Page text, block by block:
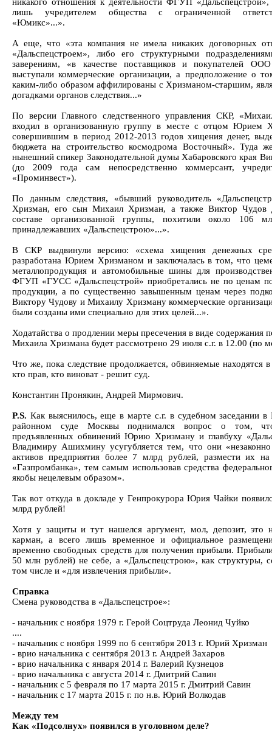
лишь учредителем общества с ограниченной
«Юмикс»...».
А еще, что «эта компания не имела никаких договорных
«Дальспецстроем», либо его структурными
заверениям, «в качестве поставщиков и покупателей
выступали коммерческие организации, а предположение о
каким-либо образом аффилированы с Хризманом-старшим,
догадками органов следствия...»
По версии Главного следственного управления СКР,
входил в организованную группу в месте с отцом Юрием
совершившим в период 2012-2013 годов хищения денег,
бюджета на строительство космодрома Восточный». Туда
нынешний спикер Законодательной думы Хабаровского края
(до 2009 года сам непосредственно коммерсант,
«Проминвест»).
По данным следствия, «бывший руководитель
Хризман, его сын Михаил Хризман, а также Виктор Чудов
составе организованной группы, похитили около 106
принадлежавших «Дальспецстрою»...».
В СКР выдвинули версию: «схема хищения денежных
разработана Юрием Хризманом и заключалась в том, что
металлопродукция и автомобильные шины для
ФГУП «ГУСС «Дальспецстрой» приобретались не по ценам
продукции, а по существенно завышенным ценам через
Виктору Чудову и Михаилу Хризману коммерческие
были созданы ими специально для этих целей...».
Ходатайства о продлении меры пресечения в виде содержания
Михаила Хризмана будет рассмотрено 29 июля с.г. в 12.00 (по
Что же, пока следствие продолжается, обвиняемые находятся
кто прав, кто виноват - решит суд.
Константин Пронякин, Андрей Мирмович.
P.S. Как выяснилось, еще в марте с.г. в судебном заседании в
районном суде Москвы поднимался вопрос о том,
предъявленных обвинений Юрию Хризману и главбуху
Владимиру Ашихмину усугубляется тем, что они
активов предприятия более 7 млрд рублей, размести их на
«Газпромбанка», тем самым использовав средства
якобы нецелевым образом».
Так вот откуда в докладе у Генпрокурора Юрия Чайки
млрд рублей!
Хотя у защиты и тут нашелся аргумент, мол, депозит, это
карман, а всего лишь временное и официальное
временно свободных средств для получения прибыли.
50 млн рублей) не себе, а «Дальспецстрою», как структуры,
том числе и «для извлечения прибыли».
Справка
Смена руководства в «Дальспецстрое»:
- начальник с ноября 1979 г. Герой Соцтруда Леонид Чуйко
....
- начальник с ноября 1999 по 6 сентября 2013 г. Юрий Хризман
- врио начальника с сентября 2013 г. Андрей Захаров
- врио начальника с января 2014 г. Валерий Кузнецов
- врио начальника с августа 2014 г. Дмитрий Савин
- начальник с 5 февраля по 17 марта 2015 г. Дмитрий Савин
- начальник с 17 марта 2015 г. по н.в. Юрий Волкодав
Между тем
Как «Подсолнух» появился в уголовном деле?